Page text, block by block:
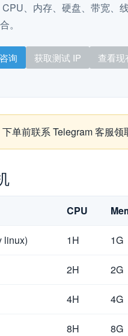
、内存、硬盘、带宽、
。
询 获取测试 IP 查看现
单前联系 Telegram 客服
CPU
linux) 1H 1G
2H 2G
4H 4G
8H 8G